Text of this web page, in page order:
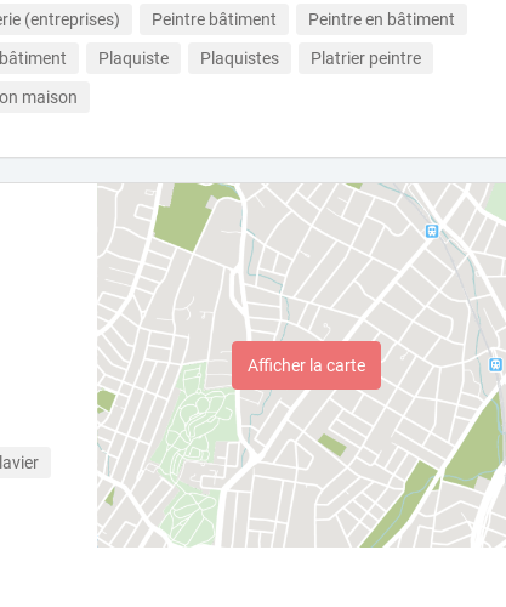
(entreprises)
Peintre bâtiment
Peintre en bâtiment
Plaquiste Plaquistes
Platrier peintre
maison
Afficher la carte